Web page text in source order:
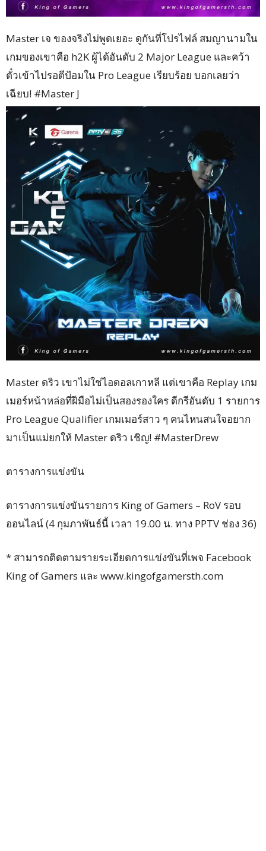
Master เจ ของจริงไม่พูดเยอะ ดูกันที่โปรไฟล์ สมญานามใน
เกมของเขาคือ h2K ผู้ได้อันดับ 2 Major League และคว้า
ตั๋วเข้าไปรอตีป้อมใน Pro League เรียบร้อย บอกเลยว่า
เฉียบ! #Master J
Master ดริว เขาไม่ใช่ไอดอลเกาหลี แต่เขาคือ Replay เกม
เมอร์หน้าหล่อที่ฝีมือไม่เป็นสองรองใคร ดีกรีอันดับ 1 รายการ
Pro League Qualifier เกมเมอร์สาว ๆ คนไหนสนใจอยาก
มาเป็นแม่ยกให้ Master ดริว เชิญ! #MasterDrew
ตารางการแข่งขัน
ตารางการแข่งขันรายการ King of Gamers – RoV รอบ
ออนไลน์ (4 กุมภาพันธ์นี้ เวลา 19.00 น. ทาง PPTV ช่อง 36)
* สามารถติดตามรายระเอียดการแข่งขันที่เพจ Facebook
King of Gamers และ www.kingofgamersth.com